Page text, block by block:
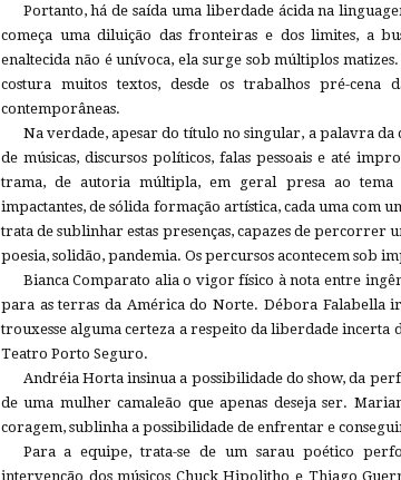
Portanto, há de saída uma liberdade ácida na
começa uma diluição das fronteiras e dos limites, a
enaltecida não é unívoca, ela surge sob múltiplos
costura muitos textos, desde os trabalhos pré-cena
contemporâneas.
Na verdade, apesar do título no singular, a palavra
de músicas, discursos políticos, falas pessoais e até
trama, de autoria múltipla, em geral presa ao tema
impactantes, de sólida formação artística, cada uma com
trata de sublinhar estas presenças, capazes de percorrer
poesia, solidão, pandemia. Os percursos acontecem sob
Bianca Comparato alia o vigor físico à nota entre
para as terras da América do Norte. Débora Falabella
trouxesse alguma certeza a respeito da liberdade
Teatro Porto Seguro.
Andréia Horta insinua a possibilidade do show, da
de uma mulher camaleão que apenas deseja ser.
coragem, sublinha a possibilidade de enfrentar e
Para a equipe, trata-se de um sarau poético
intervenção dos músicos Chuck Hipolitho e Thiago